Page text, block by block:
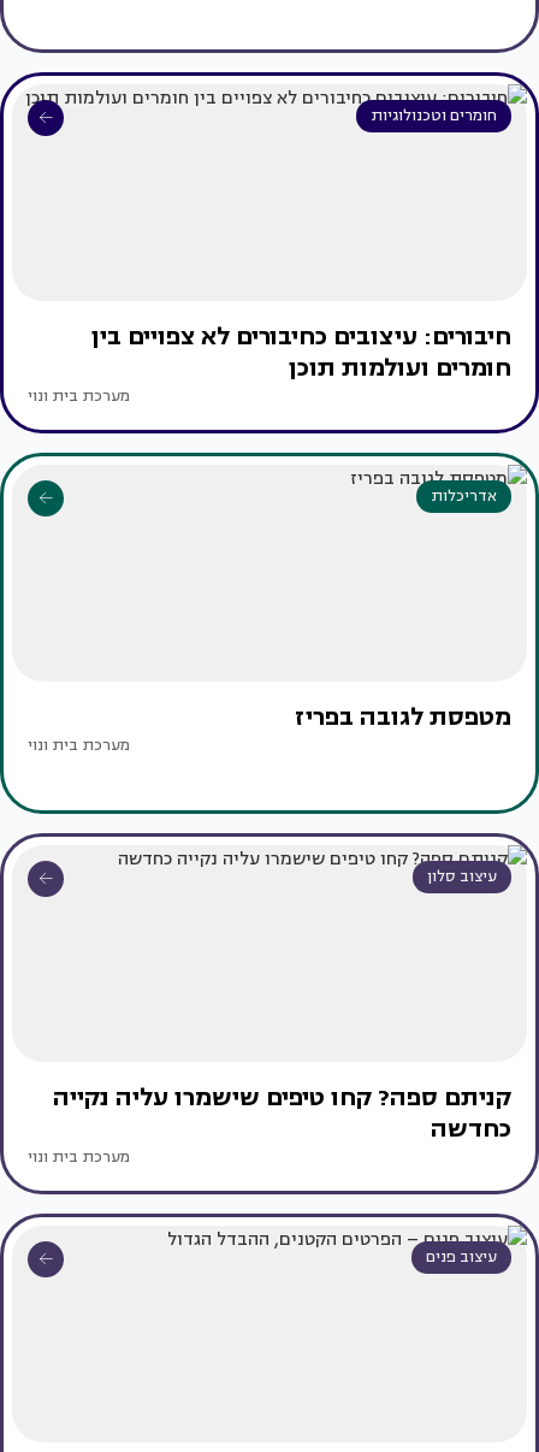
חומרים וטכנולוגיות
חיבורים: עיצובים כחיבורים לא צפויים בין
חומרים ועולמות תוכן
מערכת בית ונוי
אדריכלות
מטפסת לגובה בפריז
מערכת בית ונוי
עיצוב סלון
קניתם ספה? קחו טיפים שישמרו עליה נקייה
כחדשה
מערכת בית ונוי
עיצוב פנים